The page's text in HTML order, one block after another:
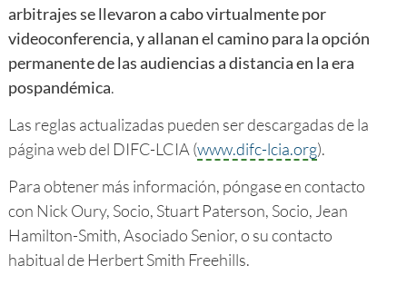
arbitrajes se llevaron a cabo virtualmente por
videoconferencia, y allanan el camino para la opción
permanente de las audiencias a distancia en la era
pospandémica.
Las reglas actualizadas pueden ser descargadas de la
página web del DIFC-LCIA (www.difc-lcia.org).
Para obtener más información, póngase en contacto
con Nick Oury, Socio, Stuart Paterson, Socio, Jean
Hamilton-Smith, Asociado Senior, o su contacto
habitual de Herbert Smith Freehills.